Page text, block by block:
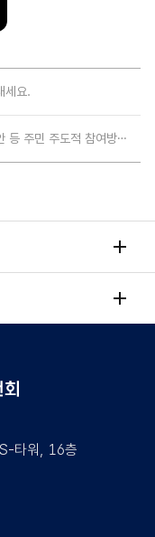
세요.
농어촌 재생에너지 금융 대안 등 주민 주도적 참여방안 토론회 개최 안내 - 자료집 포함
타워, 16층